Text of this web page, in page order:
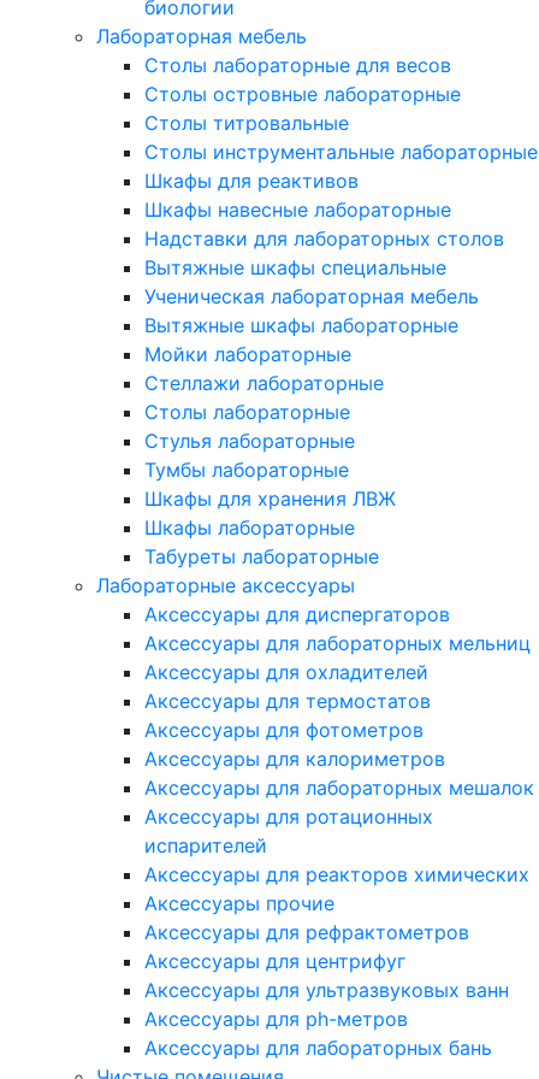
биологии
Лабораторная мебель
Столы лабораторные для весов
Столы островные лабораторные
Столы титровальные
Столы инструментальные лабораторные
Шкафы для реактивов
Шкафы навесные лабораторные
Надставки для лабораторных столов
Вытяжные шкафы специальные
Ученическая лабораторная мебель
Вытяжные шкафы лабораторные
Мойки лабораторные
Стеллажи лабораторные
Столы лабораторные
Стулья лабораторные
Тумбы лабораторные
Шкафы для хранения ЛВЖ
Шкафы лабораторные
Табуреты лабораторные
Лабораторные аксессуары
Аксессуары для диспергаторов
Аксессуары для лабораторных мельниц
Аксессуары для охладителей
Аксессуары для термостатов
Аксессуары для фотометров
Аксессуары для калориметров
Аксессуары для лабораторных мешалок
Аксессуары для ротационных
испарителей
Аксессуары для реакторов химических
Аксессуары прочие
Аксессуары для рефрактометров
Аксессуары для центрифуг
Аксессуары для ультразвуковых ванн
Аксессуары для ph-метров
Аксессуары для лабораторных бань